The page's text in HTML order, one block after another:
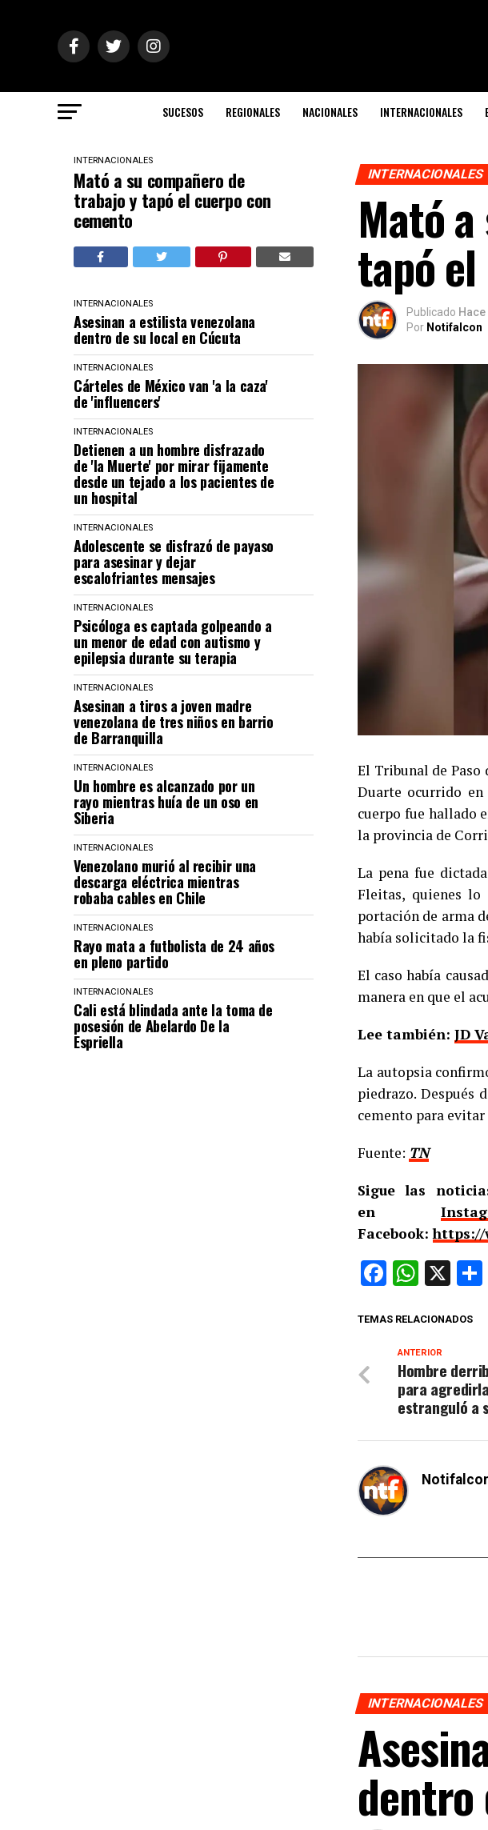
SUCESOS REGIONALES NACIONALES INTERNACIONALES
INTERNACIONALES
Mató a su compañero de
trabajo y tapó el cuerpo con
cemento
INTERNACIONALES
Asesinan a estilista venezolana
dentro de su local en Cúcuta
INTERNACIONALES
Cárteles de México van 'a la caza'
de 'influencers'
INTERNACIONALES
Detienen a un hombre disfrazado
de 'la Muerte' por mirar fijamente
desde un tejado a los pacientes de
un hospital
INTERNACIONALES
Adolescente se disfrazó de payaso
para asesinar y dejar
escalofriantes mensajes
INTERNACIONALES
Psicóloga es captada golpeando a
un menor de edad con autismo y
epilepsia durante su terapia
INTERNACIONALES
Asesinan a tiros a joven madre
venezolana de tres niños en barrio
de Barranquilla
INTERNACIONALES
Un hombre es alcanzado por un
rayo mientras huía de un oso en
Siberia
INTERNACIONALES
Venezolano murió al recibir una
descarga eléctrica mientras
robaba cables en Chile
INTERNACIONALES
Rayo mata a futbolista de 24 años
en pleno partido
INTERNACIONALES
Cali está blindada ante la toma de
posesión de Abelardo De la
Espriella
INTERNACIONALES
Mató
tapó
Publicado
Por Notifalcon
El Tribunal de Paso
Duarte ocurrido en
cuerpo fue hallado
la provincia de
La pena fue
Fleitas, quienes
portación de arma
había solicitado la
El caso había
manera en que el
Lee también: JD
La autopsia
piedrazo. Después
cemento para
Fuente: TN
Sigue las
en
Facebook:https://
Facebook
X
TEMAS RELACIONADOS
ANTERIOR
Hombre
para
estranguló a
INTERNACIONALES
dentro